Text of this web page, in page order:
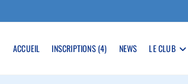
ACCUEIL INSCRIPTIONS (4) NEWS LE CLUB